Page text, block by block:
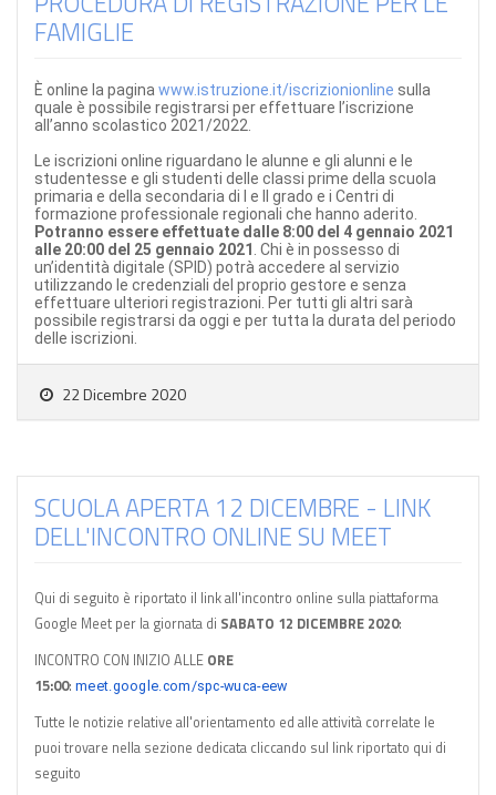
FAMIGLIE
È online la pagina www.istruzione.it/iscrizionionline sulla
quale è possibile registrarsi per effettuare l’iscrizione
all’anno scolastico 2021/2022.
Le iscrizioni online riguardano le alunne e gli alunni e le
studentesse e gli studenti delle classi prime della scuola
primaria e della secondaria di I e II grado e i Centri di
formazione professionale regionali che hanno aderito.
Potranno essere effettuate dalle 8:00 del 4 gennaio 2021
alle 20:00 del 25 gennaio 2021 . Chi è in possesso di
un’identità digitale (SPID) potrà accedere al servizio
utilizzando le credenziali del proprio gestore e senza
effettuare ulteriori registrazioni. Per tutti gli altri sarà
possibile registrarsi da oggi e per tutta la durata del periodo
delle iscrizioni.
22 Dicembre 2020
SCUOLA APERTA 12 DICEMBRE - LINK
DELL'INCONTRO ONLINE SU MEET
Qui di seguito è riportato il link all'incontro online sulla piattaforma
Google Meet per la giornata di SABATO 12 DICEMBRE 2020:
INCONTRO CON INIZIO ALLE ORE
15:00: meet.google.com/spc-wuca-eew
Tutte le notizie relative all'orientamento ed alle attività correlate le
puoi trovare nella sezione dedicata cliccando sul link riportato qui di
seguito